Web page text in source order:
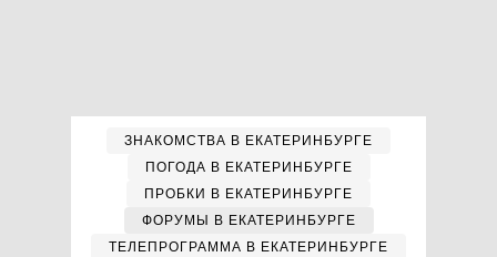
ЗНАКОМСТВА В ЕКАТЕРИНБУРГЕ
ПОГОДА В ЕКАТЕРИНБУРГЕ
ПРОБКИ В ЕКАТЕРИНБУРГЕ
ФОРУМЫ В ЕКАТЕРИНБУРГЕ
ТЕЛЕПРОГРАММА В ЕКАТЕРИНБУРГЕ